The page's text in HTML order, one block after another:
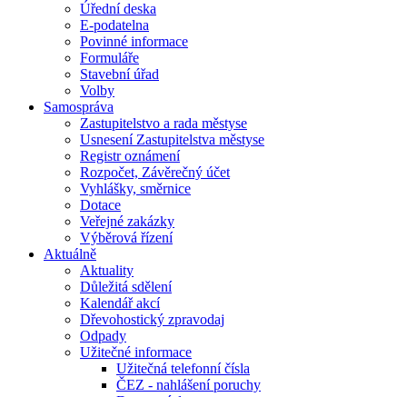
Úřední deska
E-podatelna
Povinné informace
Formuláře
Stavební úřad
Volby
Samospráva
Zastupitelstvo a rada městyse
Usnesení Zastupitelstva městyse
Registr oznámení
Rozpočet, Závěrečný účet
Vyhlášky, směrnice
Dotace
Veřejné zakázky
Výběrová řízení
Aktuálně
Aktuality
Důležitá sdělení
Kalendář akcí
Dřevohostický zpravodaj
Odpady
Užitečné informace
Užitečná telefonní čísla
ČEZ - nahlášení poruchy